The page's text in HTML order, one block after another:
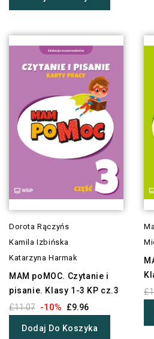
Dorota Rączyńs
Kamila Izbińska
Katarzyna Harmak
MAM poMOC. Czytanie i
pisanie. Klasy 1-3 KP cz.3
£11.07 -10% £9.96
Dodaj Do Koszyka